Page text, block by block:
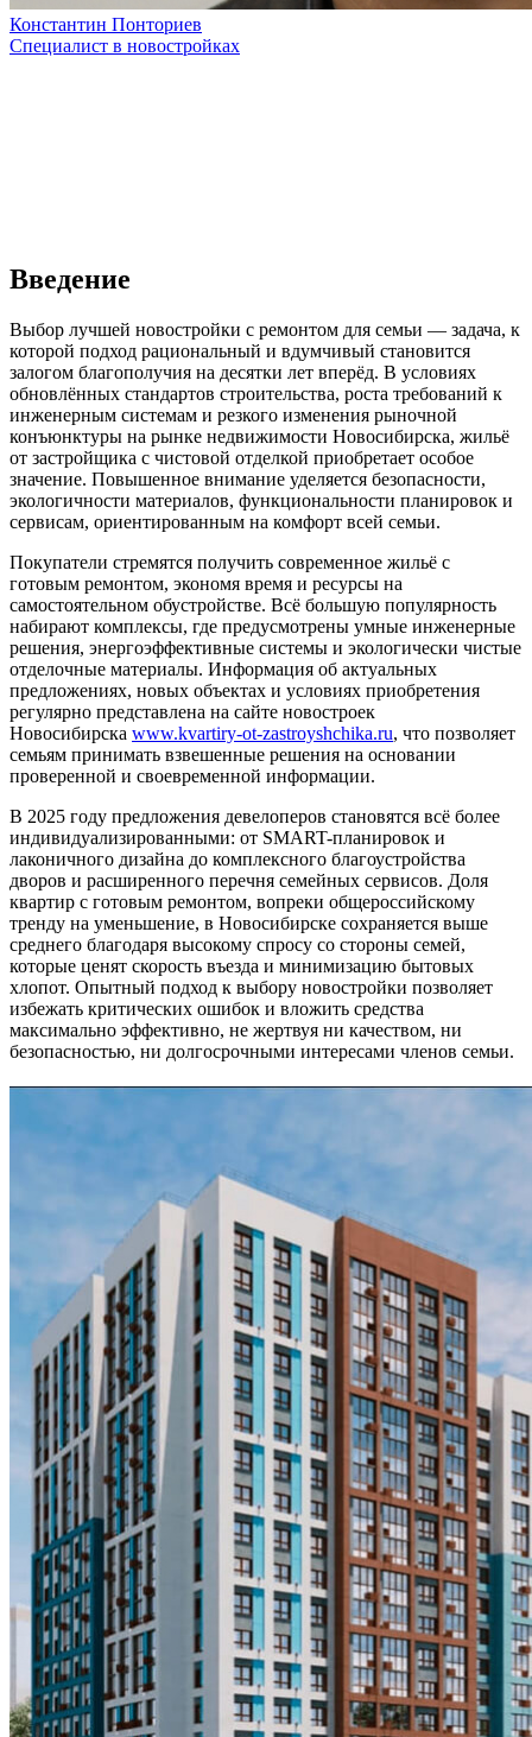
Константин Понториев
Специалист в новостройках
Введение
Выбор лучшей новостройки с ремонтом для семьи — задача, к
которой подход рациональный и вдумчивый становится
залогом благополучия на десятки лет вперёд. В условиях
обновлённых стандартов строительства, роста требований к
инженерным системам и резкого изменения рыночной
конъюнктуры на рынке недвижимости Новосибирска, жильё
от застройщика с чистовой отделкой приобретает особое
значение. Повышенное внимание уделяется безопасности,
экологичности материалов, функциональности планировок и
сервисам, ориентированным на комфорт всей семьи.
Покупатели стремятся получить современное жильё с
готовым ремонтом, экономя время и ресурсы на
самостоятельном обустройстве. Всё большую популярность
набирают комплексы, где предусмотрены умные инженерные
решения, энергоэффективные системы и экологически чистые
отделочные материалы. Информация об актуальных
предложениях, новых объектах и условиях приобретения
регулярно представлена на сайте новостроек
Новосибирска www.kvartiry-ot-zastroyshchika.ru, что позволяет
семьям принимать взвешенные решения на основании
проверенной и своевременной информации.
В 2025 году предложения девелоперов становятся всё более
индивидуализированными: от SMART-планировок и
лаконичного дизайна до комплексного благоустройства
дворов и расширенного перечня семейных сервисов. Доля
квартир с готовым ремонтом, вопреки общероссийскому
тренду на уменьшение, в Новосибирске сохраняется выше
среднего благодаря высокому спросу со стороны семей,
которые ценят скорость въезда и минимизацию бытовых
хлопот. Опытный подход к выбору новостройки позволяет
избежать критических ошибок и вложить средства
максимально эффективно, не жертвуя ни качеством, ни
безопасностью, ни долгосрочными интересами членов семьи.